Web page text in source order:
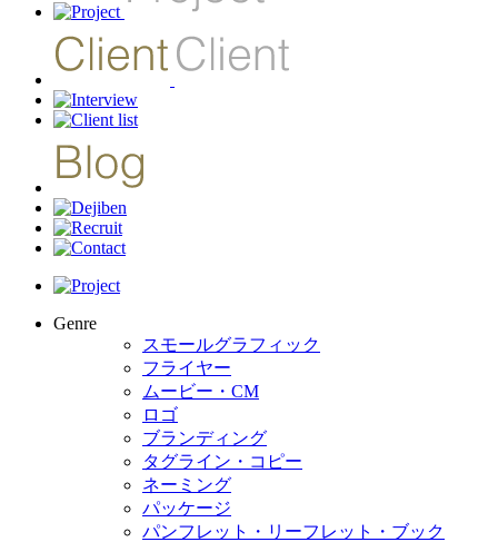
Genre
スモールグラフィック
フライヤー
ムービー・CM
ロゴ
ブランディング
タグライン・コピー
ネーミング
パッケージ
パンフレット・リーフレット・ブック